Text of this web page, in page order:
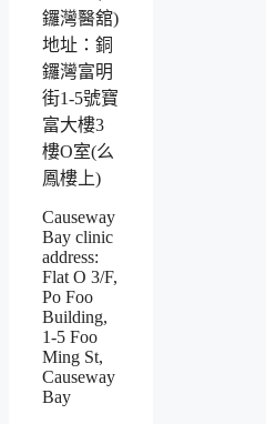
鑼灣醫舘)
地址：銅
鑼灣富明
街1-5號寶
富大樓3
樓O室(么
鳳樓上)
Causeway
Bay clinic
address:
Flat O 3/F,
Po Foo
Building,
1-5 Foo
Ming St,
Causeway
Bay